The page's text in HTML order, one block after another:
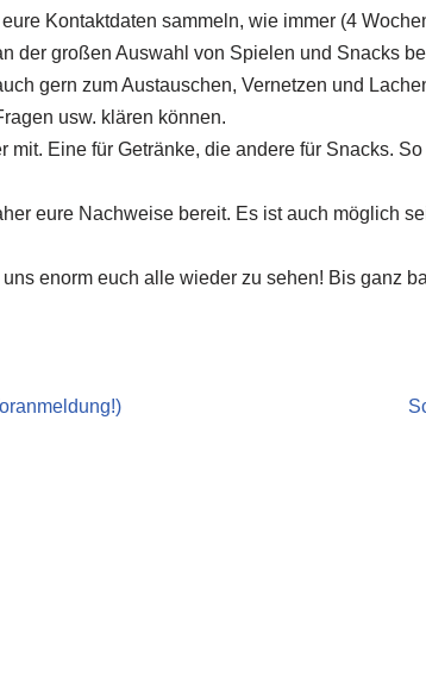
Kontaktdaten sammeln, wie immer (4
der großen Auswahl von Spielen und Snacks
gern zum Austauschen, Vernetzen und
usw. klären können.
mit. Eine für Getränke, die andere für Snacks.
eure Nachweise bereit. Es ist auch möglich
enorm euch alle wieder zu sehen! Bis ganz